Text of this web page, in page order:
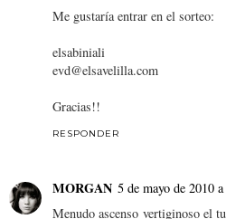
Me gustaría entrar en el sorteo:
elsabiniali
evd@elsavelilla.com
Gracias!!
RESPONDER
MORGAN 5 de mayo de 2010
Menudo ascenso vertiginoso el